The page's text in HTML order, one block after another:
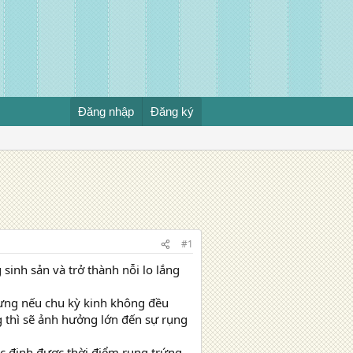
Đăng nhập Đăng ký
#1
sản và trở thành nỗi lo lắng
nếu chu kỳ kinh không đều
sẽ ảnh hưởng lớn đến sự rụng